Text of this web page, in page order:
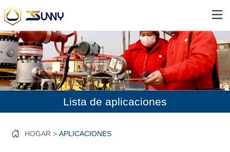
Lista de aplicaciones
HOGAR APLICACIONES